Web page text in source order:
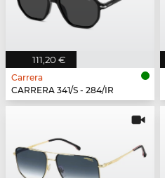
111,20 €
Carrera
CARRERA 341/S - 284/IR